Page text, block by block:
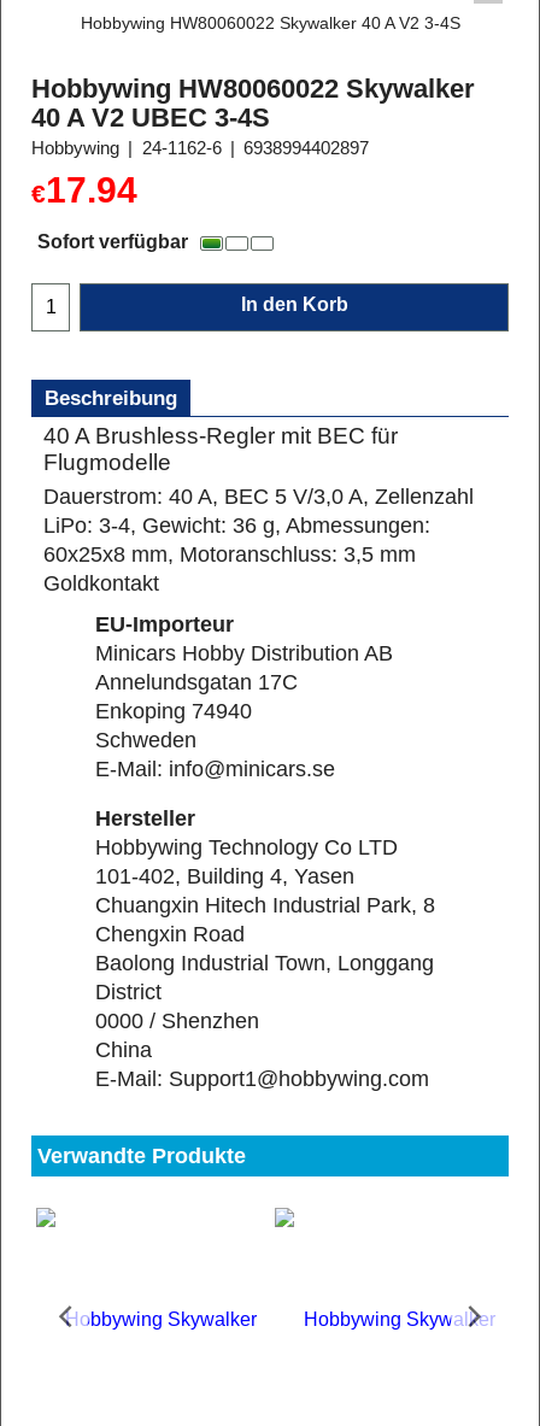
Hobbywing HW80060022 Skywalker 40 A V2 3-4S
Hobbywing HW80060022 Skywalker
40 A V2 UBEC 3-4S
Hobbywing 24-1162-6 6938994402897
€17.94
Sofort verfügbar
In den Korb
Beschreibung
40 A Brushless-Regler mit BEC für
Flugmodelle
Dauerstrom: 40 A, BEC 5 V/3,0 A, Zellenzahl
LiPo: 3-4, Gewicht: 36 g, Abmessungen:
60x25x8 mm, Motoranschluss: 3,5 mm
Goldkontakt
EU-Importeur
Minicars Hobby Distribution AB
Annelundsgatan 17C
Enkoping 74940
Schweden
E-Mail: info@minicars.se
Hersteller
Hobbywing Technology Co LTD
101-402, Building 4, Yasen
Chuangxin Hitech Industrial Park, 8
Chengxin Road
Baolong Industrial Town, Longgang
District
0000 / Shenzhen
China
E-Mail: Support1@hobbywing.com
Verwandte Produkte